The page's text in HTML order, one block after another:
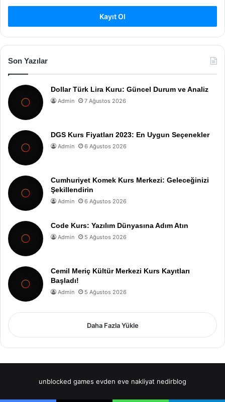
Kayıt Ol
Son Yazılar
Dollar Türk Lira Kuru: Güncel Durum ve Analiz
Admin 7 Ağustos 2026
DGS Kurs Fiyatları 2023: En Uygun Seçenekler
Admin 6 Ağustos 2026
Cumhuriyet Komek Kurs Merkezi: Geleceğinizi
Şekillendirin
Admin 6 Ağustos 2026
Code Kurs: Yazılım Dünyasına Adım Atın
Admin 5 Ağustos 2026
Cemil Meriç Kültür Merkezi Kurs Kayıtları
Başladı!
Admin 5 Ağustos 2026
Daha Fazla Yükle
unblocked games evden eve nakliyat nedirblog